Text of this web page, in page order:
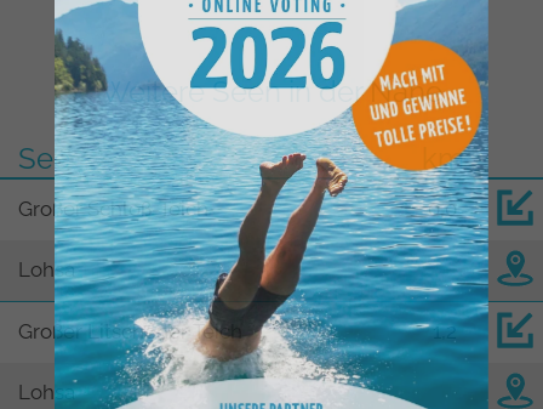
Weitere Seen in der Nähe
See
km
Großer Schloß-Teich 0,0
Lohsa
Großer Litschener Teich 1,2
Lohsa